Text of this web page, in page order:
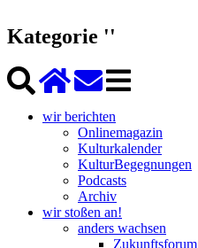
Kategorie ''
wir berichten
Onlinemagazin
Kulturkalender
KulturBegegnungen
Podcasts
Archiv
wir stoßen an!
anders wachsen
Zukunftsforum